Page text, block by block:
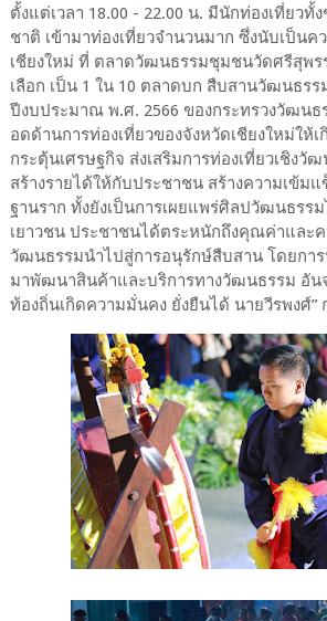
ตั้งแต่เวลา 18.00 - 22.00 น. มีนักท่องเที่ยวทั้
ชาติ เข้ามาท่องเที่ยวจำนวนมาก ซึ่งนับเป็นค
เชียงใหม่ ที่ ตลาดวัฒนธรรมชุมชนวัดศรีสุพ
เลือก เป็น 1 ใน 10 ตลาดบก สืบสานวัฒนธรร
ปีงบประมาณ พ.ศ. 2566 ของกระทรวงวัฒน
อดด้านการท่องเที่ยวของจังหวัดเชียงใหม่ให้
กระตุ้นเศรษฐกิจ ส่งเสริมการท่องเที่ยวเชิงวั
สร้างรายได้ให้กับประชาชน สร้างความเข้มแ
ฐานราก ทั้งยังเป็นการเผยแพร่ศิลปวัฒนธรร
เยาวชน ประชาชนได้ตระหนักถึงคุณค่าและ
วัฒนธรรมนำไปสู่การอนุรักษ์สืบสาน โดยกา
มาพัฒนาสินค้าและบริการทางวัฒนธรรม อัน
ท้องถิ่นเกิดความมั่นคง ยั่งยืนได้ นายวีรพงศ์”